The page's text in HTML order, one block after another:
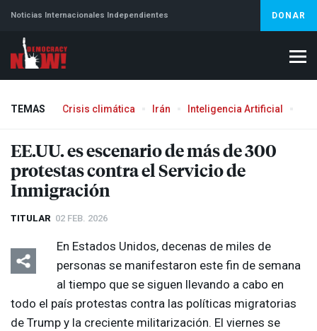
Noticias Internacionales Independientes DONAR
TEMAS Crisis climática Irán Inteligencia Artificial
EE.UU. es escenario de más de 300
protestas contra el Servicio de
Inmigración
TITULAR 02 FEB. 2026
En Estados Unidos, decenas de miles de
personas se manifestaron este fin de semana
al tiempo que se siguen llevando a cabo en
todo el país protestas contra las políticas migratorias
de Trump y la creciente militarización. El viernes se